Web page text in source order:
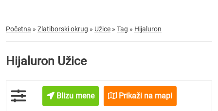
Početna » Zlatiborski okrug » Užice » Tag » Hijaluron
Hijaluron Užice
Blizu mene Prikaži na mapi